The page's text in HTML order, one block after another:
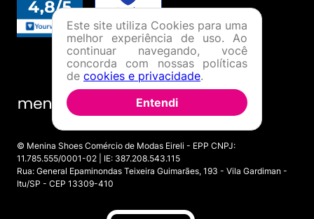
© Menina Shoes Comércio de Modas Eireli - EPP CNPJ:
11.785.555/0001-02 | IE: 387.208.543.115
Rua: General Epaminondas Teixeira Guimarães, 193 - Vila Gardiman -
Itu/SP - CEP 13309-410
Este site utiliza Cookies para uma
melhor experiência de uso. Ao
continuar navegando, você
concorda com nossas políticas
de cookies e privacidade.
Entendi